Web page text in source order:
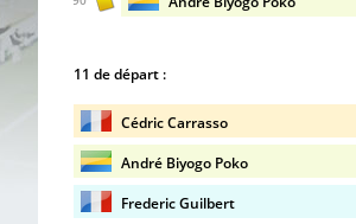
11 de départ :
Cédric Carrasso
André Biyogo Poko
Frederic Guilbert